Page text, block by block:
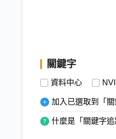
關鍵字
資料中心
加入已選取到「關
什麼是「關鍵字追